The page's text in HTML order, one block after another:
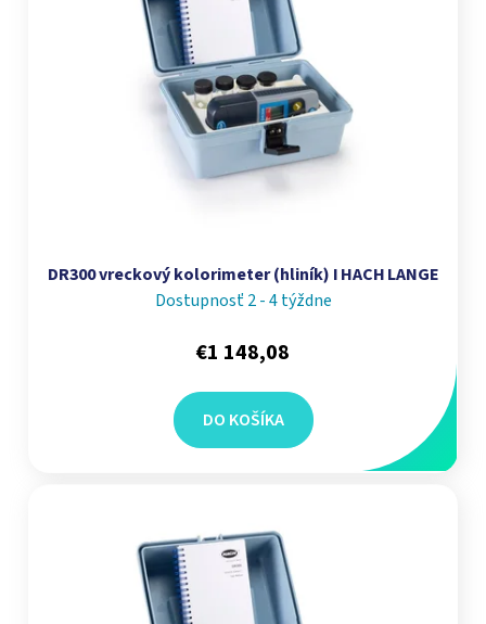
DR300 vreckový kolorimeter (hliník) I HACH LANGE
Dostupnosť 2 - 4 týždne
€1 148,08
DO KOŠÍKA